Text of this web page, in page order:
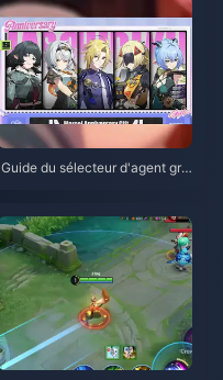
Guide du sélecteur d'agent gra